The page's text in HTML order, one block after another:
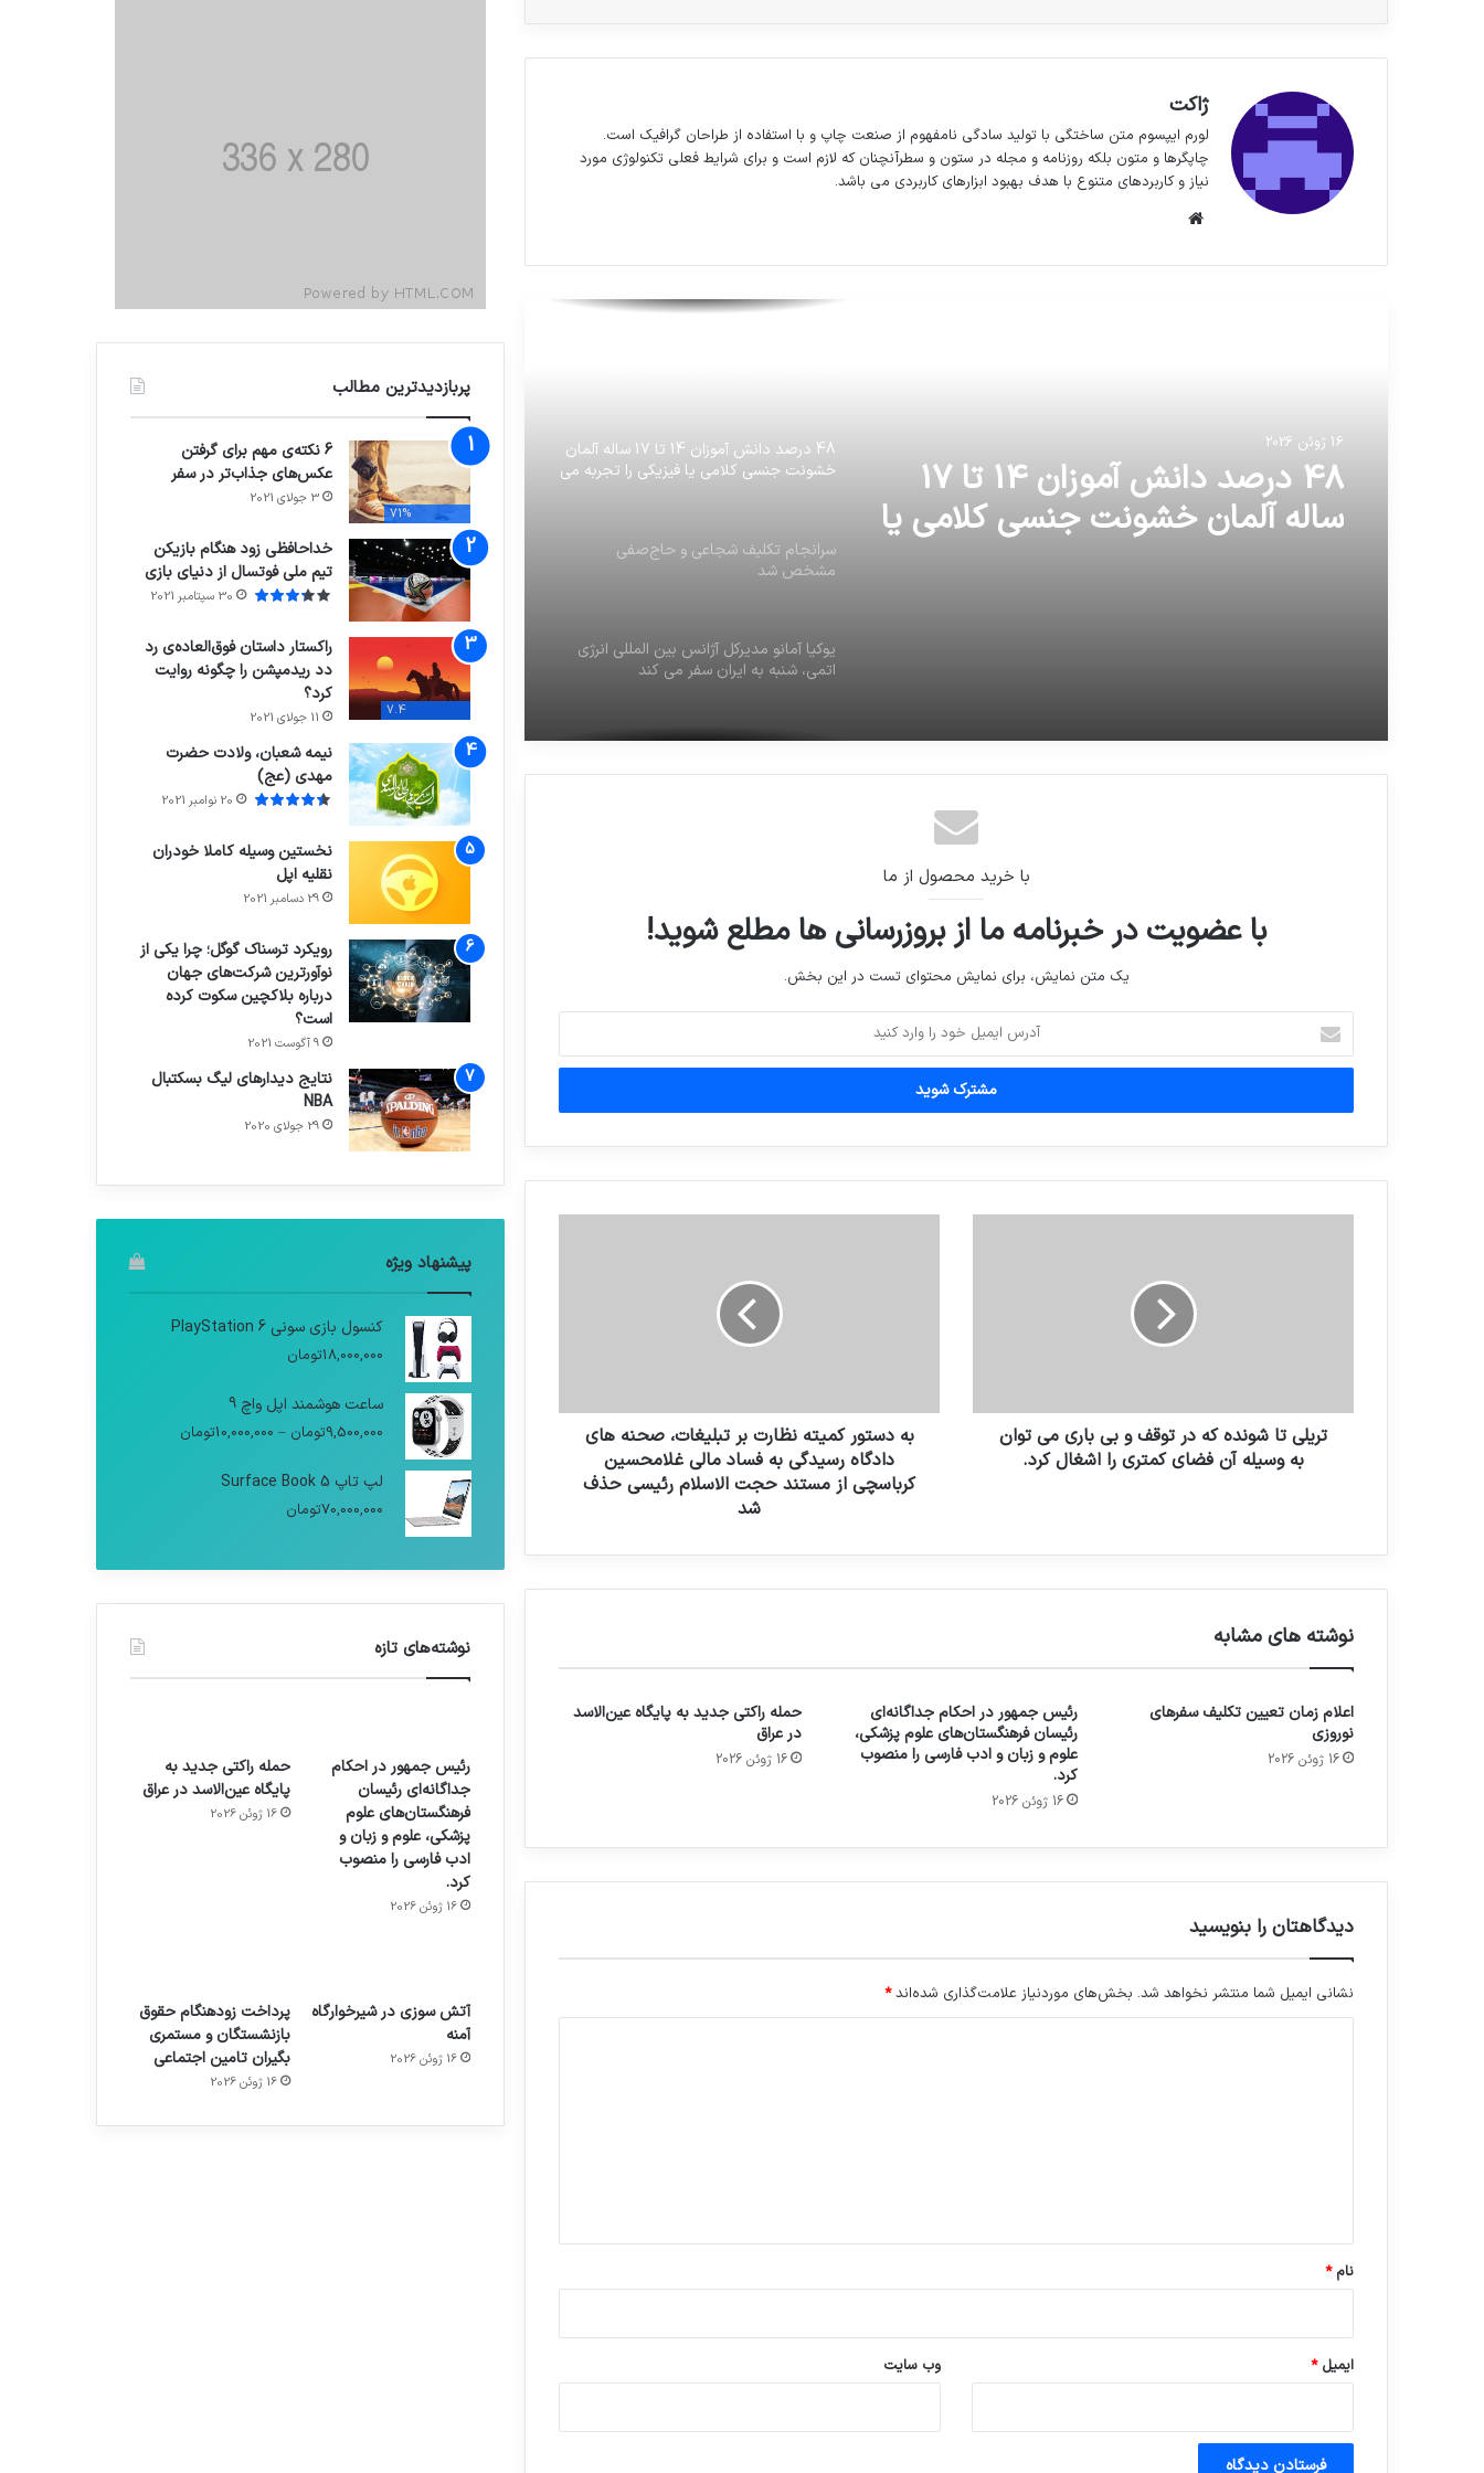
ژاکت
لورم ایپسوم متن ساختگی با تولید سادگی نامفهوم از صنعت چاپ و با استفاده از طراحان گرافیک است.
چاپگرها و متون بلکه روزنامه و مجله در ستون و سطرآنچنان که لازم است و برای شرایط فعلی تکنولوژی مورد
نیاز و کاربردهای متنوع با هدف بهبود ابزارهای کاربردی می باشد.
16 ژوئن 2026
سرانجام تکلیف شجاعی و حاج‌صفی
جزئیات ششمین جلسه محاکمه جعبه سیاه
کمال خرازی، رئیس شورای راهبردی روابط
خارجی ایران در مصاحبه با فرانس‌24:
میزان افزایش حقوق بازنشستگان کشوری
سرانجام تکلیف شجاعی و حاج‌صفی
مشخص شد
یوکیا آمانو مدیرکل آژانس بین المللی انرژی
اتمی، شنبه به ایران سفر می کند
جزئیات ششمین جلسه محاکمه جعبه سیاه
پرونده بابک زنجانی
خارجی ایران در مصاحبه با فرانس‌24:
خشونت جنسی کلامی یا فیزیکی را تجربه می
کنند
مشخص شد
یوکیا آمانو مدیرکل آژانس بین المللی انرژی
با خرید محصول از ما
با عضویت در خبرنامه ما از بروزرسانی ها مطلع شوید!
یک متن نمایش، برای نمایش محتوای تست در این بخش.
آدرس
ایمیل
خود
وارد
تریلی تا شونده که در توقف و بی باری می توان
به وسیله آن فضای کمتری را اشغال کرد.
به دستور کمیته نظارت بر تبلیغات، صحنه های
دادگاه رسیدگی به فساد مالی غلامحسین
کرباسچی از مستند حجت الاسلام رئیسی حذف
شد
نوشته های مشابه
اعلام زمان تعیین تکلیف سفرهای
نوروزی
16 ژوئن 2026
رئیس جمهور در احکام جداگانه‌ای
رئیسان فرهنگستان‌های علوم پزشکی،
علوم و زبان و ادب فارسی را منصوب
کرد.
16 ژوئن 2026
حمله راکتی جدید به پایگاه عین‌الاسد
در عراق
16 ژوئن 2026
دیدگاهتان را بنویسید
نشانی ایمیل شما منتشر نخواهد شد. بخش‌های موردنیاز علامت‌گذاری شده‌اند*
نام*
ایمیل* وب‌ سایت
پربازدیدترین مطالب
71%
6 نکته‌ی مهم برای گرفتن
عکس‌های جذاب‌تر در سفر
3 جولای 2021
خداحافظی زود هنگام بازیکن
تیم ملی فوتسال از دنیای بازی
30 سپتامبر 2021
7.4
راکستار داستان فوق‌العاده‌ی رد
دد ریدمپشن را چگونه روایت
کرد؟
11 جولای 2021
نیمه شعبان، ولادت حضرت
مهدی (عج)
20 نوامبر 2021
نخستین وسیله کاملا خودران
نقلیه اپل
29 دسامبر 2021
رویکرد ترسناک گوگل؛ چرا یکی از
نوآورترین شرکت‌های جهان
درباره بلاکچین سکوت کرده
است؟
9 آگوست 2021
نتایج دیدار‌های لیگ بسکتبال
NBA
29 جولای 2020
پیشنهاد ویژه
کنسول بازی سونی PlayStation 6
18,000,000تومان
ساعت هوشمند اپل واچ 9
9,500,000تومان –
10,000,000تومان
لپ تاپ Surface Book 5
70,000,000تومان
نوشته‌های تازه
رئیس جمهور در احکام
جداگانه‌ای رئیسان
فرهنگستان‌های علوم
پزشکی، علوم و زبان و
ادب فارسی را منصوب
کرد.
16 ژوئن 2026
حمله راکتی جدید به
پایگاه عین‌الاسد در عراق
16 ژوئن 2026
آتش سوزی در شیرخوارگاه
آمنه
16 ژوئن 2026
پرداخت زودهنگام حقوق
بازنشستگان و مستمری
بگیران تامین اجتماعی
16 ژوئن 2026
آماده برای کشف